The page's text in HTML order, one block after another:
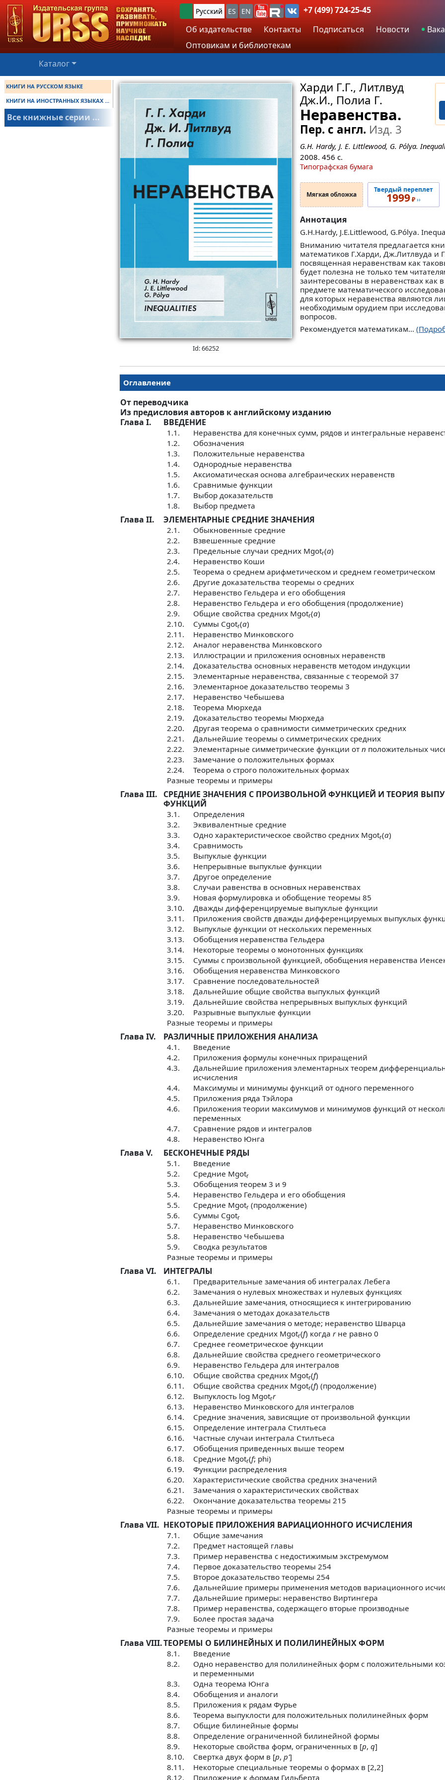
Русский ES EN
+7 (499) 724-25-45
Об издательстве
Контакты Подписаться Новости
Оптовикам и библиотекам
Каталог
КНИГИ НА РУССКОМ ЯЗЫКЕ
КНИГИ НА ИНОСТРАННЫХ ЯЗЫКАХ ...
Все книжные серии ...
Id: 66252
Харди Г.Г., Литлвуд
Дж.И., Полиа Г.
Неравенства.
Пер. с англ. Изд. 3
G.H. Hardy, J. E. Littlewood, G. Pólya.
2008. 456 с.
Типографская бумага
Мягкая обложка
Твердый переплет
1999₽››
Аннотация
G.H.Hardy, J.E.Littlewood, G.Pólya.
Вниманию читателя предлагается
математиков Г.Харди, Дж.Литлвуда и
посвященная неравенствам как
будет полезна не только тем
заинтересованы в неравенствах как
предмете математического
для которых неравенства являются
необходимым орудием при
вопросов.
Рекомендуется математикам...
Оглавление
От переводчика
Из предисловия авторов к английскому изданию
Глава I.
ВВЕДЕНИЕ
1.1.
Неравенства для конечных сумм, рядов и интегральные
1.2.
Обозначения
1.3.
Положительные неравенства
1.4.
Однородные неравенства
1.5.
Аксиоматическая основа алгебраических неравенств
1.6.
Сравнимые функции
1.7.
Выбор доказательств
1.8.
Выбор предмета
Глава II. ЭЛЕМЕНТАРНЫЕ СРЕДНИЕ ЗНАЧЕНИЯ
2.1.
Обыкновенные средние
2.2.
Взвешенные средние
2.3.
Предельные случаи средних Mgotr(a)
2.4.
Неравенство Коши
2.5.
Теорема о среднем арифметическом и среднем геометрическом
2.6.
Другие доказательства теоремы о средних
2.7.
Неравенство Гельдера и его обобщения
2.8.
Неравенство Гельдера и его обобщения (продолжение)
2.9.
Общие свойства средних Mgotr(a)
2.10.
Суммы Cgotr(a)
2.11.
Неравенство Минковского
2.12.
Аналог неравенства Минковского
2.13.
Иллюстрации и приложения основных неравенств
2.14.
Доказательства основных неравенств методом индукции
2.15.
Элементарные неравенства, связанные с теоремой 37
2.16.
Элементарное доказательство теоремы 3
2.17.
Неравенство Чебышева
2.18.
Теорема Мюрхеда
2.19.
Доказательство теоремы Мюрхеда
2.20.
Другая теорема о сравнимости симметрических средних
2.21.
Дальнейшие теоремы о симметрических средних
2.22.
Элементарные симметрические функции от n положительных
2.23.
Замечание о положительных формах
2.24.
Теорема о строго положительных формах
Разные теоремы и примеры
Глава III.
СРЕДНИЕ ЗНАЧЕНИЯ С ПРОИЗВОЛЬНОЙ ФУНКЦИЕЙ И ТЕОРИЯ
ФУНКЦИЙ
3.1.
Определения
3.2.
Эквивалентные средние
3.3.
Одно характеристическое свойство средних Mgotr(a)
3.4.
Сравнимость
3.5.
Выпуклые функции
3.6.
Непрерывные выпуклые функции
3.7.
Другое определение
3.8.
Случаи равенства в основных неравенствах
3.9.
Новая формулировка и обобщение теоремы 85
3.10.
Дважды дифференцируемые выпуклые функции
3.11.
Приложения свойств дважды дифференцируемых выпуклых
3.12.
Выпуклые функции от нескольких переменных
3.13.
Обобщения неравенства Гельдера
3.14.
Некоторые теоремы о монотонных функциях
3.15.
Суммы с произвольной функцией, обобщения неравенства
3.16.
Обобщения неравенства Минковского
3.17.
Сравнение последовательностей
3.18.
Дальнейшие общие свойства выпуклых функций
3.19.
Дальнейшие свойства непрерывных выпуклых функций
3.20.
Разрывные выпуклые функции
Разные теоремы и примеры
Глава IV. РАЗЛИЧНЫЕ ПРИЛОЖЕНИЯ АНАЛИЗА
4.1.
Введение
4.2.
Приложения формулы конечных приращений
4.3.
Дальнейшие приложения элементарных теорем
исчисления
4.4.
Максимумы и минимумы функций от одного переменного
4.5.
Приложения ряда Тэйлора
4.6.
Приложения теории максимумов и минимумов функций от
переменных
4.7.
Сравнение рядов и интегралов
4.8.
Неравенство Юнга
Глава V. БЕСКОНЕЧНЫЕ РЯДЫ
5.1.
Введение
5.2.
Средние Mgotr
5.3.
Обобщения теорем 3 и 9
5.4.
Неравенство Гельдера и его обобщения
5.5.
Средние Mgotr (продолжение)
5.6.
Суммы Cgotr
5.7.
Неравенство Минковского
5.8.
Неравенство Чебышева
5.9.
Сводка результатов
Разные теоремы и примеры
Глава VI. ИНТЕГРАЛЫ
6.1.
Предварительные замечания об интегралах Лебега
6.2.
Замечания о нулевых множествах и нулевых функциях
6.3.
Дальнейшие замечания, относящиеся к интегрированию
6.4.
Замечания о методах доказательств
6.5.
Дальнейшие замечания о методе; неравенство Шварца
6.6.
Определение средних Mgotr(f) когда rне равно 0
6.7.
Среднее геометрическое функции
6.8.
Дальнейшие свойства среднего геометрического
6.9.
Неравенство Гельдера для интегралов
6.10.
Общие свойства средних Mgotr(f)
6.11.
Общие свойства средних Mgotr(f) (продолжение)
6.12.
Выпуклость log Mgotrr
6.13.
Неравенство Минковского для интегралов
6.14.
Средние значения, зависящие от произвольной функции
6.15.
Определение интеграла Стилтьеса
6.16.
Частные случаи интеграла Стилтьеса
6.17.
Обобщения приведенных выше теорем
6.18.
Средние Mgotr(f; phi)
6.19.
Функции распределения
6.20.
Характеристические свойства средних значений
6.21.
Замечания о характеристических свойствах
6.22.
Окончание доказательства теоремы 215
Разные теоремы и примеры
Глава VII. НЕКОТОРЫЕ ПРИЛОЖЕНИЯ ВАРИАЦИОННОГО ИСЧИСЛЕНИЯ
7.1.
Общие замечания
7.2.
Предмет настоящей главы
7.3.
Пример неравенства с недостижимым экстремумом
7.4.
Первое доказательство теоремы 254
7.5.
Второе доказательство теоремы 254
7.6.
Дальнейшие примеры применения методов вариационного
7.7.
Дальнейшие примеры: неравенство Виртингера
7.8.
Пример неравенства, содержащего вторые производные
7.9.
Более простая задача
Разные теоремы и примеры
Глава VIII.ТЕОРЕМЫ О БИЛИНЕЙНЫХ И ПОЛИЛИНЕЙНЫХ ФОРМ
8.1.
Введение
8.2.
Одно неравенство для полилинейных форм с положительными
и переменными
8.3.
Одна теорема Юнга
8.4.
Обобщения и аналоги
8.5.
Приложения к рядам Фурье
8.6.
Теорема выпуклости для положительных полилинейных форм
8.7.
Общие билинейные формы
8.8.
Определение ограниченной билинейной формы
8.9.
Некоторые свойства форм, ограниченных в [p, q]
8.10.
Свертка двух форм в [р, р']
8.11.
Некоторые специальные теоремы о формах в [2,2]
8.12.
Приложение к формам Гильберта